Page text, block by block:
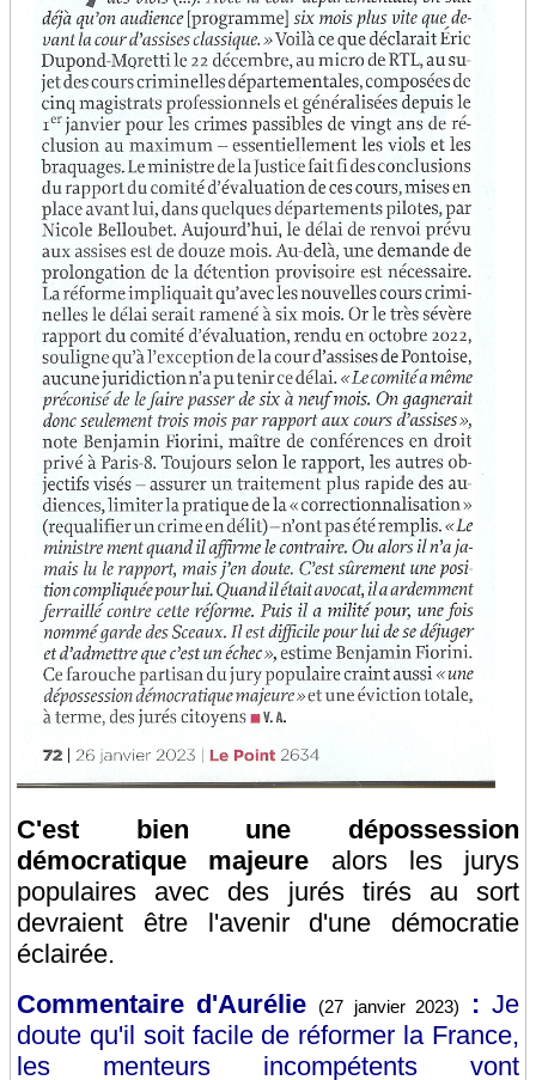
C'est bien une dépossession
démocratique majeure alors les jurys
populaires avec des jurés tirés au sort
devraient être l'avenir d'une démocratie
éclairée.
Commentaire d'Aurélie
(27 janvier 2023) : Je
doute qu'il soit facile de réformer la France,
les menteurs incompétents vont